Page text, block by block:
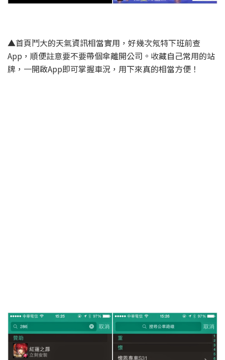
▲首頁鬥大的天氣資訊相當實用，好幾次氖特下班前查
App，順便註意要不要帶個傘離開公司。收藏自己常用的站
牌，一開啟App即可掌握車況，用下來真的相當方便！